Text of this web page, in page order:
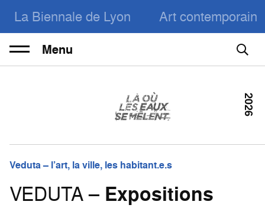
La Biennale de Lyon Art contemporain
Menu
Veduta – l’art, la ville, les habitant.e.s
VEDUTA – Expositions
2026